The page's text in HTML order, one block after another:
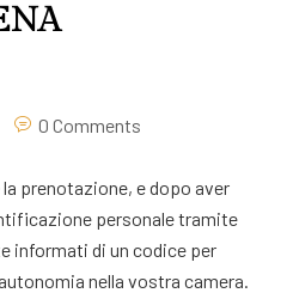
0 Comments
prenotazione, e dopo aver
personale tramite
informati di un codice per
nella vostra camera.